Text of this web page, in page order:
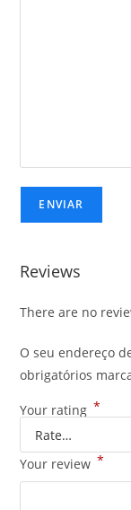
Reviews
There are no
O seu endereço
obrigatórios
Your rating *
Your review *